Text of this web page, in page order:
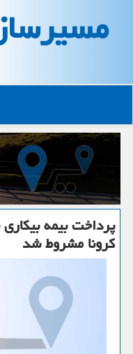
پرداخت بیمه
كرونا مشروط شد